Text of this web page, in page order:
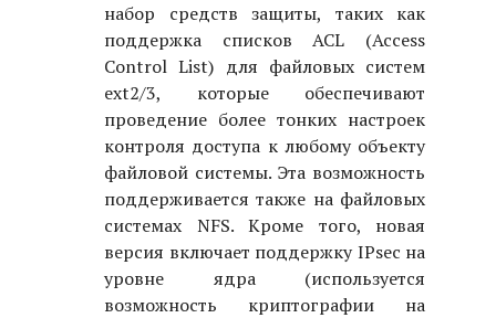
набор средств защиты, таких как
поддержка списков ACL (Access
Control List) для файловых систем
ext2/3, которые обеспечивают
проведение более тонких настроек
контроля доступа к любому объекту
файловой системы. Эта возможность
поддерживается также на файловых
системах NFS. Кроме того, новая
версия включает поддержку IPsec на
уровне ядра (используется
возможность криптографии на